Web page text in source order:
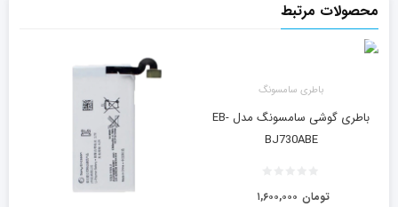
محصولات مرتبط
باطری سامسونگ
باطری گوشی سامسونگ مدل EB-
BJ730ABE
۱,۶۰۰,۰۰۰ تومان